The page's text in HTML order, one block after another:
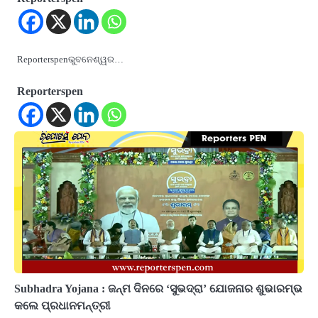
Reporterspenଭୁବନେଶ୍ୱର…
Reporterspen
Subhadra Yojana : ଜନ୍ମ ଦିନରେ ‘ସୁଭଦ୍ରା’ ଯୋଜନାର ଶୁଭାରମ୍ଭ
କଲେ ପ୍ରଧାନମନ୍ତ୍ରୀ